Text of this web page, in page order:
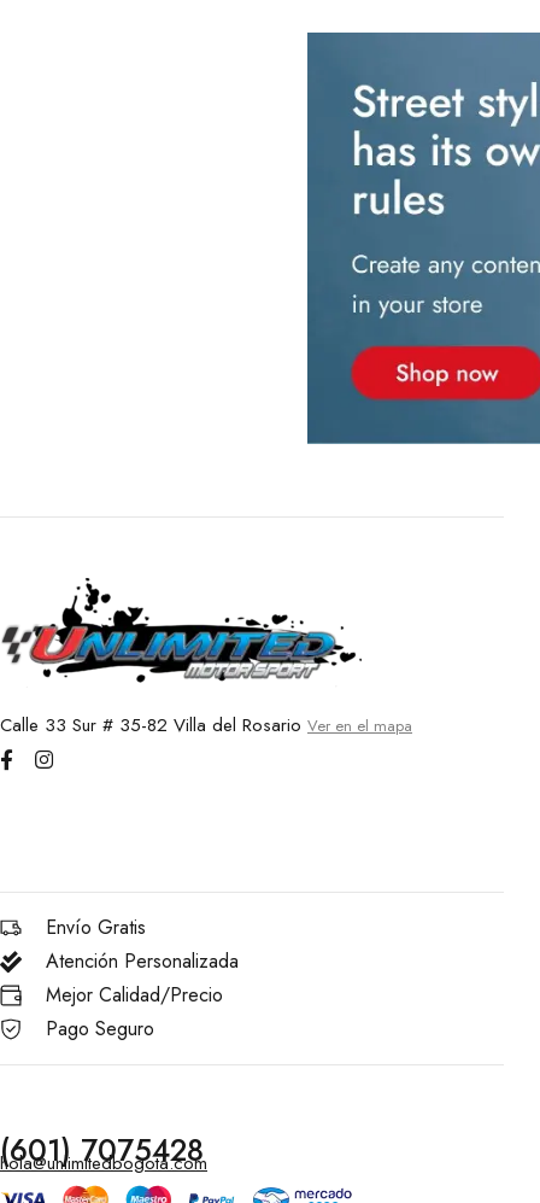
Calle 33 Sur # 35-82 Villa del Rosario Ver en el mapa
Envío Gratis
Atención Personalizada
Mejor Calidad/Precio
Pago Seguro
(601) 7075428
hola@unlimitedbogota.com